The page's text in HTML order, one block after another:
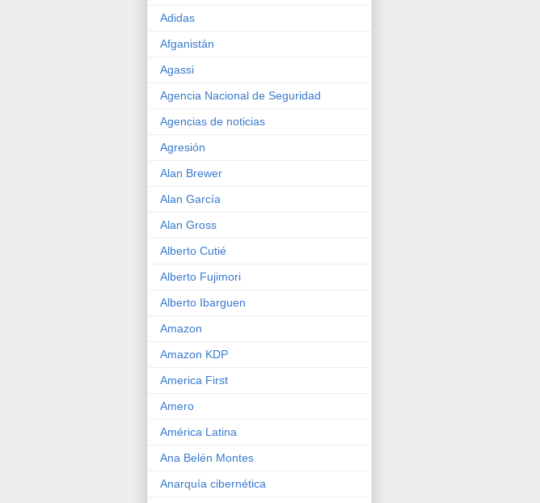
Adidas
Afganistán
Agassi
Agencia Nacional de Seguridad
Agencias de noticias
Agresión
Alan Brewer
Alan García
Alan Gross
Alberto Cutié
Alberto Fujimori
Alberto Ibarguen
Amazon
Amazon KDP
America First
Amero
América Latina
Ana Belén Montes
Anarquía cibernética